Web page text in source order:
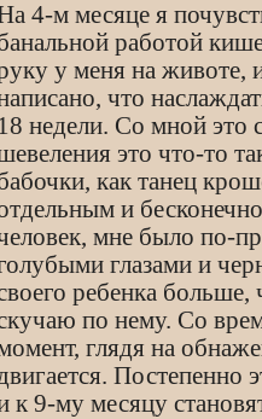
4-м месяце я
работой
у меня на животе,
что
18 недели. Со мной это
это что-то
как танец
и
мне было по-
глазами и
ребенка
по нему. Со
глядя на
Постепенно
к 9-му месяцу